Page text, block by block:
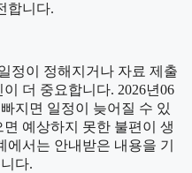
합니다.
정이 정해지거나 자료 제출
더 중요합니다. 2026년06
지면 일정이 늦어질 수 있
예상하지 못한 불편이 생
서는 안내받은 내용을 기
다.